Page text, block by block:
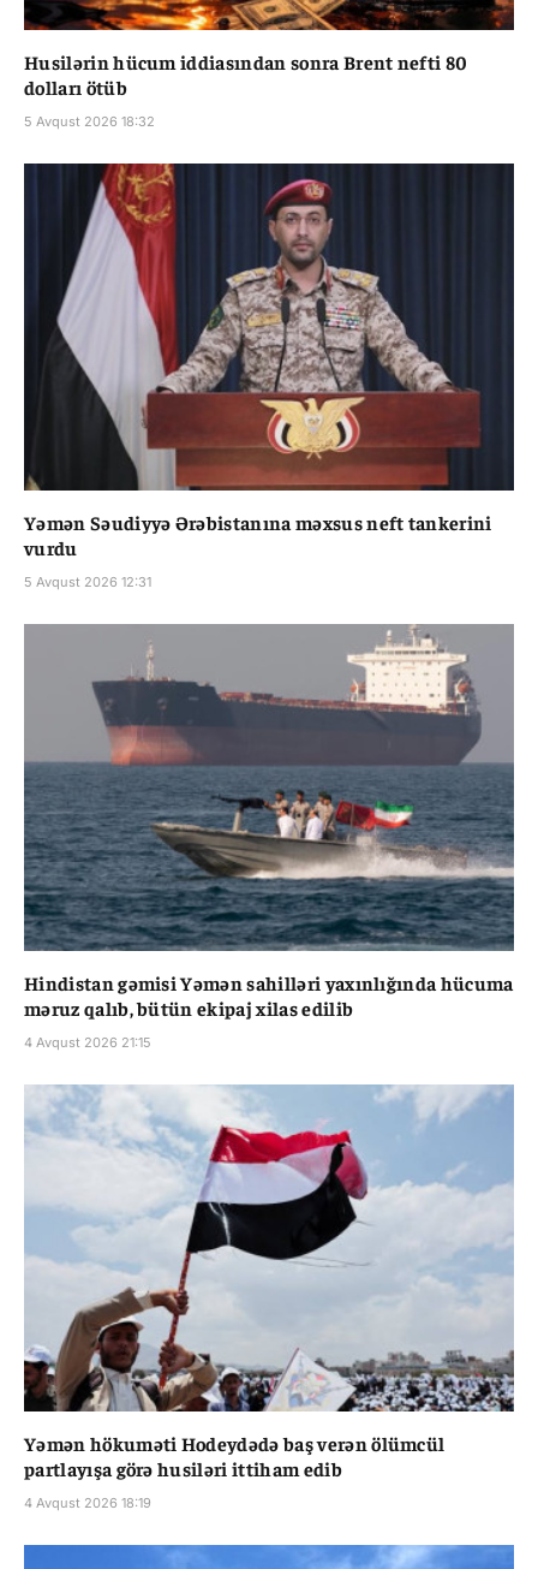
Husilərin hücum iddiasından sonra Brent nefti 80
dolları ötüb
5 Avqust 2026 18:32
Yəmən Səudiyyə Ərəbistanına məxsus neft tankerini
vurdu
5 Avqust 2026 12:31
Hindistan gəmisi Yəmən sahilləri yaxınlığında hücuma
məruz qalıb, bütün ekipaj xilas edilib
4 Avqust 2026 21:15
Yəmən hökuməti Hodeydədə baş verən ölümcül
partlayışa görə husiləri ittiham edib
4 Avqust 2026 18:19